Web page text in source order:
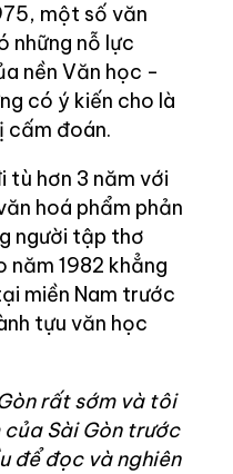
một số văn
những nỗ lực
nền Văn học -
có ý kiến cho là
cấm đoán.
tù hơn 3 năm với
hoá phẩm phản
người tập thơ
năm 1982 khẳng
miền Nam trước
tựu văn học
rất sớm và tôi
Sài Gòn trước
để đọc và nghiên